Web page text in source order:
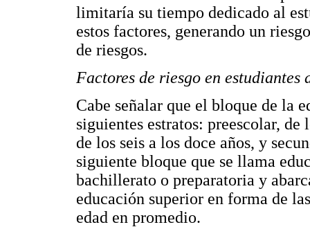
limitaría su tiempo dedicado al
estos factores, generando un
de riesgos.
Factores de riesgo en estudiantes
Cabe señalar que el bloque de la
siguientes estratos: preescolar,
de los seis a los doce años, y
siguiente bloque que se llama
bachillerato o preparatoria y
educación superior en forma de
edad en promedio.